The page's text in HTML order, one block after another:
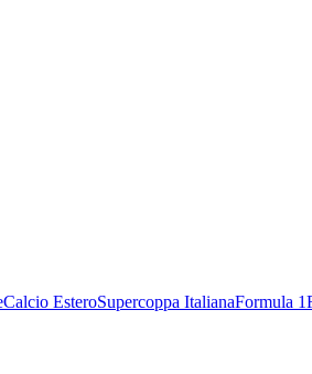
Calcio EsteroSupercoppa ItalianaFormula 1